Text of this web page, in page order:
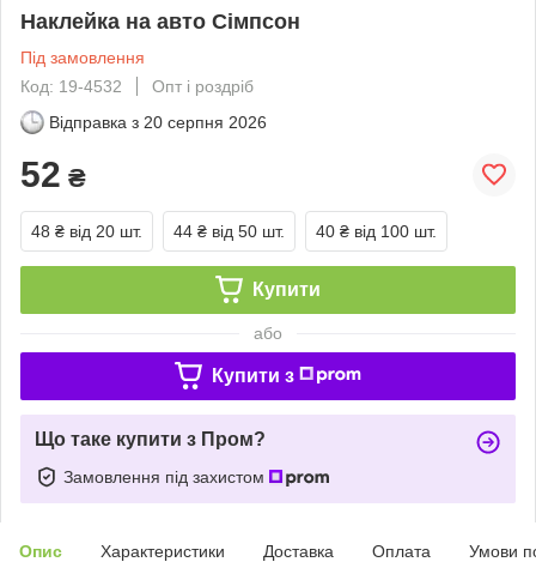
Наклейка на авто Сімпсон
Під замовлення
Код: 19-4532
Опт і роздріб
Відправка з 20 серпня 2026
52 ₴
48 ₴ від 20 шт. 44 ₴ від 50 шт. 40 ₴ від 100 шт.
Купити
або
Купити з
Що таке купити з Пром?
Замовлення під захистом
Опис Характеристики Доставка Оплата Умови